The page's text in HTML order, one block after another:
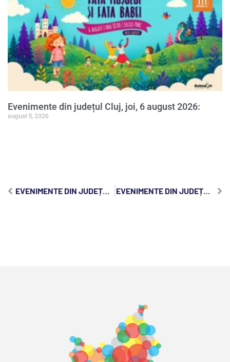
Evenimente din județul Cluj, joi, 6 august 2026:
august 5, 2026
EVENIMENTE DIN JUDEȚUL CLUJ, JOI, 11 IUNIE 2026: EVENIMENTE DIN JUDEȚUL CLUJ, SÂMBĂTĂ, 13 IUNIE 2026: